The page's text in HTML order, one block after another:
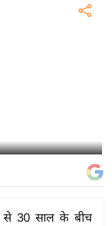
से 30 साल के बीच